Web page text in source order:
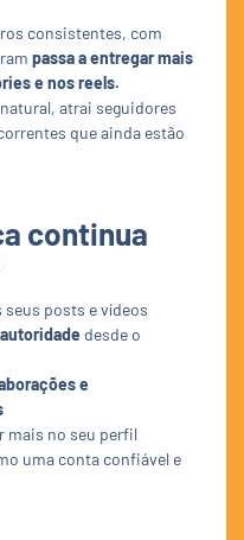
consistentes, com
passa a entregar mais
e nos reels.
atrai seguidores
que ainda estão
continua
seus posts e vídeos
desde o
e
mais no seu perfil
uma conta confiável e